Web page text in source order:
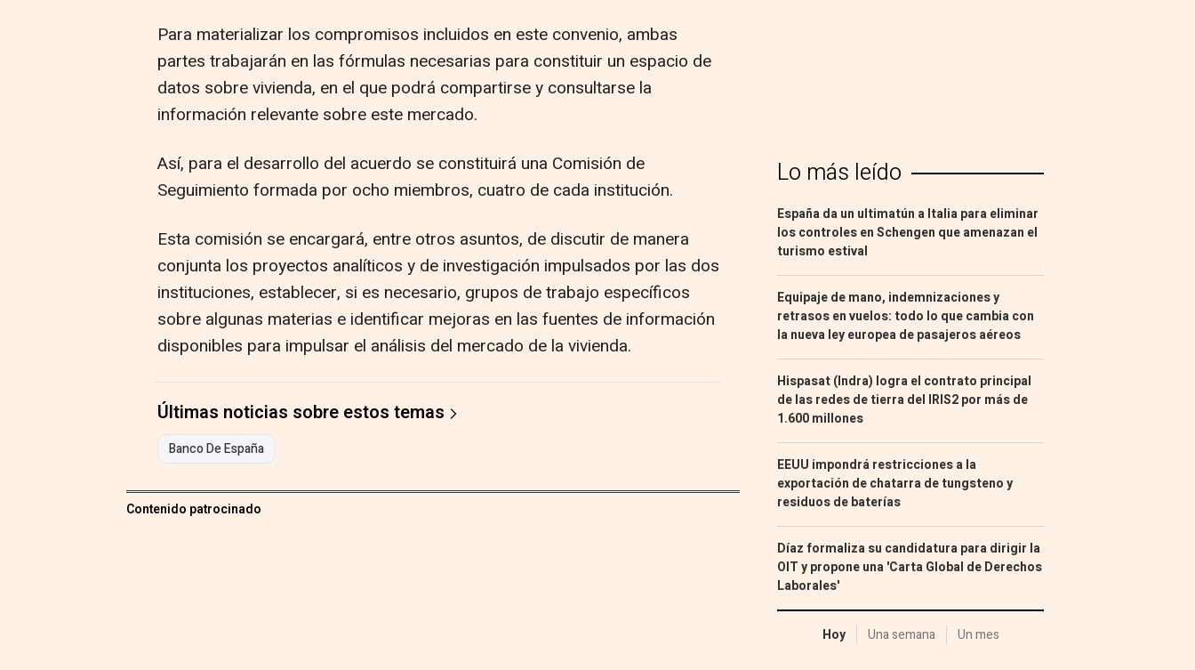
Para materializar los compromisos incluidos en este convenio, ambas
partes trabajarán en las fórmulas necesarias para constituir un espacio de
datos sobre vivienda, en el que podrá compartirse y consultarse la
información relevante sobre este mercado.
Así, para el desarrollo del acuerdo se constituirá una Comisión de
Seguimiento formada por ocho miembros, cuatro de cada institución.
Esta comisión se encargará, entre otros asuntos, de discutir de manera
conjunta los proyectos analíticos y de investigación impulsados por las dos
instituciones, establecer, si es necesario, grupos de trabajo específicos
sobre algunas materias e identificar mejoras en las fuentes de información
disponibles para impulsar el análisis del mercado de la vivienda.
Últimas noticias sobre estos temas
Banco De España
Contenido patrocinado
Lo más leído
España da un ultimatún a Italia para eliminar
los controles en Schengen que amenazan el
turismo estival
Equipaje de mano, indemnizaciones y
retrasos en vuelos: todo lo que cambia con
la nueva ley europea de pasajeros aéreos
Hispasat (Indra) logra el contrato principal
de las redes de tierra del IRIS2 por más de
1.600 millones
EEUU impondrá restricciones a la
exportación de chatarra de tungsteno y
residuos de baterías
Díaz formaliza su candidatura para dirigir la
OIT y propone una 'Carta Global de Derechos
Laborales'
Hoy Una semana Un mes